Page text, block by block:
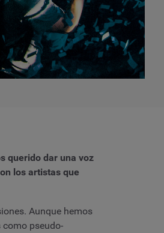
querido dar una voz
los artistas que
Aunque hemos
pseudo-